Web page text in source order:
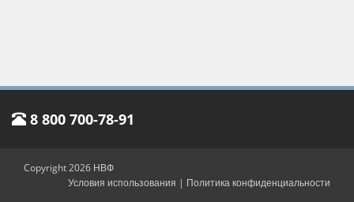
8 800 700-78-91
Copyright 2026 НВФ
Условия использования | Политика конфиденциальности